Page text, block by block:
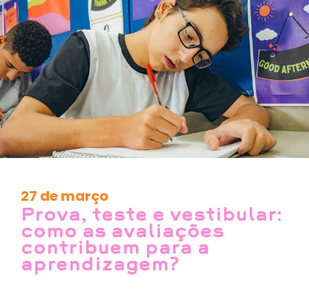
27 de março
Prova, teste e vestibular:
como as avaliações
contribuem para a
aprendizagem?